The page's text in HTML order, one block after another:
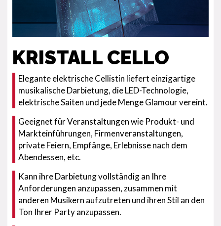
KRISTALL CELLO
Elegante elektrische Cellistin liefert einzigartige
musikalische Darbietung, die LED-Technologie,
elektrische Saiten und jede Menge Glamour vereint.
Geeignet für Veranstaltungen wie Produkt- und
Markteinführungen, Firmenveranstaltungen,
private Feiern, Empfänge, Erlebnisse nach dem
Abendessen, etc.
Kann ihre Darbietung vollständig an Ihre
Anforderungen anzupassen, zusammen mit
anderen Musikern aufzutreten und ihren Stil an den
Ton Ihrer Party anzupassen.